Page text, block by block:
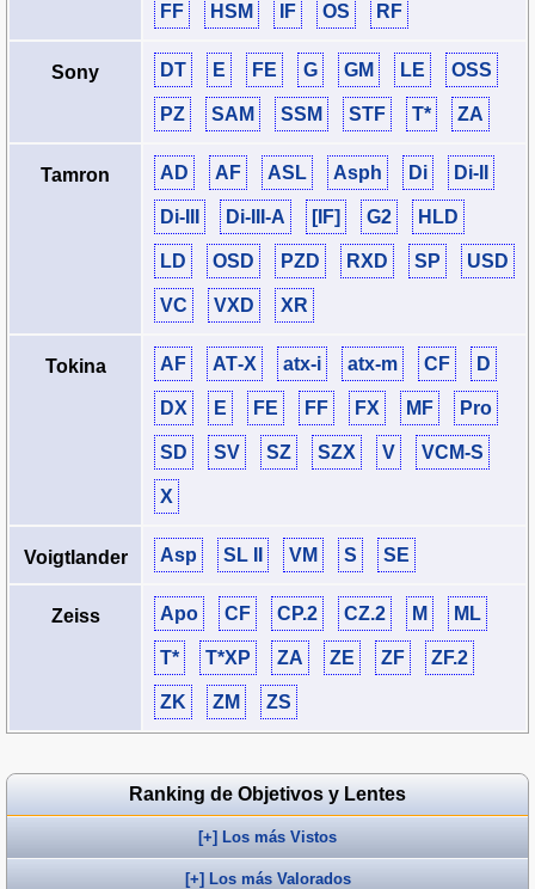
FF HSM IF OS RF
Sony DT E FE G GM LE OSS
PZ SAM SSM STF T* ZA
Tamron AD AF ASL Asph Di Di‑II
Di‑III Di‑III‑A [IF] G2 HLD
LD OSD PZD RXD SP USD
VC VXD XR
Tokina AF AT‑X atx‑i atx‑m CF D
DX E FE FF FX MF Pro
SD SV SZ SZX V VCM‑S
X
Voigtlander Asp SL II VM S SE
Zeiss Apo CF CP.2 CZ.2 M ML
T* T*XP ZA ZE ZF ZF.2
ZK ZM ZS
Ranking de Objetivos y Lentes
[+] Los más Vistos
[+] Los más Valorados